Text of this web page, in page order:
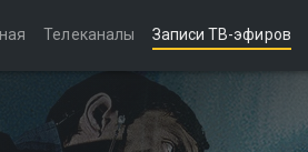
Телеканалы Записи ТВ-эфиров